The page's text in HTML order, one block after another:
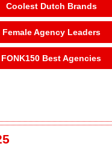
Coolest Dutch Brands
Female Agency Leaders
FONK150 Best Agencies